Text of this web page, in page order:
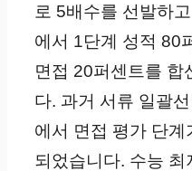
로 5배수를 선발하고
에서 1단계 성적 80
면접 20퍼센트를 합
다. 과거 서류 일괄
에서 면접 평가 단계
되었습니다. 수능 최